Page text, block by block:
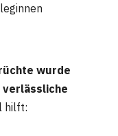
wurde
verlässliche
hilft: